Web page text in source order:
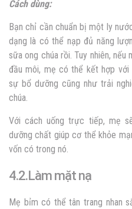
Cách dùng:
Bạn chỉ cần chuẩn bị một ly
dạng là có thể nạp đủ năng
sữa ong chúa rồi. Tuy nhiên,
đầu môi, mẹ có thể kết hợp
sự bổ dưỡng cũng như trải
chúa.
Với cách uống trực tiếp, mẹ
dưỡng chất giúp cơ thể khỏe
vốn có trong nó.
4.2.Làm mặt nạ
Mẹ bỉm có thể tân trang nhan